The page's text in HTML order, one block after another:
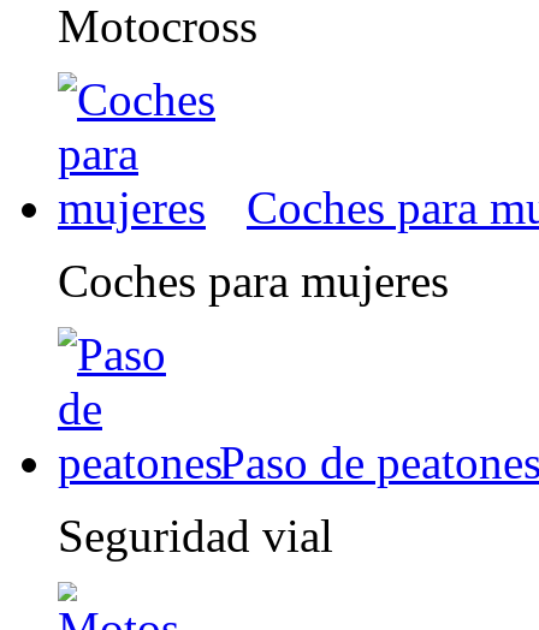
Motocross
Coches para
Coches para mujeres
Paso de
Seguridad vial